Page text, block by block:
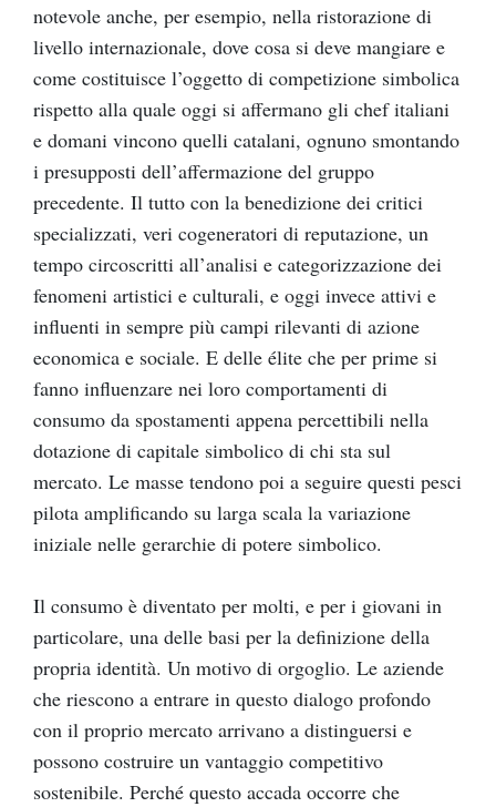
notevole anche, per esempio, nella ristorazione di
livello internazionale, dove cosa si deve mangiare e
come costituisce l’oggetto di competizione simbolica
rispetto alla quale oggi si affermano gli chef italiani
e domani vincono quelli catalani, ognuno smontando
i presupposti dell’affermazione del gruppo
precedente. Il tutto con la benedizione dei critici
specializzati, veri cogeneratori di reputazione, un
tempo circoscritti all’analisi e categorizzazione dei
fenomeni artistici e culturali, e oggi invece attivi e
influenti in sempre più campi rilevanti di azione
economica e sociale. E delle élite che per prime si
fanno influenzare nei loro comportamenti di
consumo da spostamenti appena percettibili nella
dotazione di capitale simbolico di chi sta sul
mercato. Le masse tendono poi a seguire questi pesci
pilota amplificando su larga scala la variazione
iniziale nelle gerarchie di potere simbolico.
Il consumo è diventato per molti, e per i giovani in
particolare, una delle basi per la definizione della
propria identità. Un motivo di orgoglio. Le aziende
che riescono a entrare in questo dialogo profondo
con il proprio mercato arrivano a distinguersi e
possono costruire un vantaggio competitivo
sostenibile. Perché questo accada occorre che